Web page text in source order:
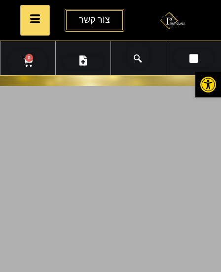
צור קשר
0
פתח סרגל נגישות